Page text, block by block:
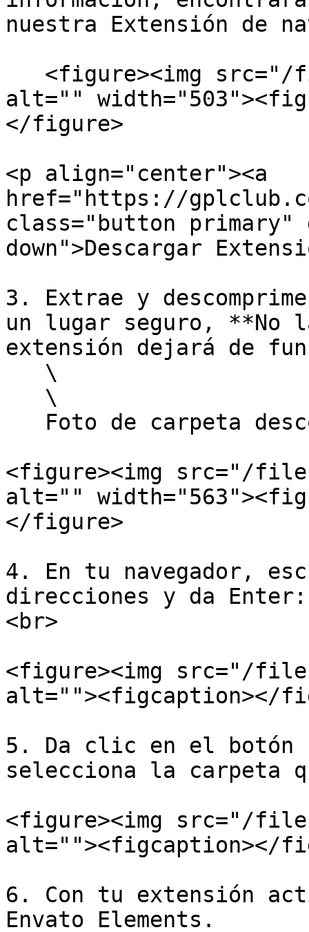
nuestra Extensión de
alt=""
</figure>
<p align="center"><a
href="https://
class="button primary"
down">Descargar
3. Extrae y
un lugar seguro, **No
extensión dejará de
<figure><img src="/
alt=""
</figure>
4. En tu navegador,
direcciones y da
<br>
<figure><img src="/files/
alt=""><figcaption></
5. Da clic en el botón
selecciona la carpeta
<figure><img src="/
alt=""><figcaption></
6. Con tu extensión